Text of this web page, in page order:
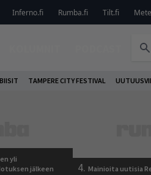
Inferno.fi Rumba.fi Tilt.fi
TAMPERE CITY FESTIVAL
yli
jälkeen
4. Mainioita uutisia